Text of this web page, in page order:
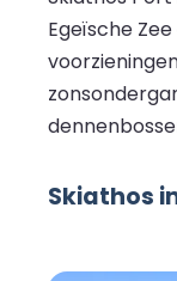
Egeïsche
Skiathos